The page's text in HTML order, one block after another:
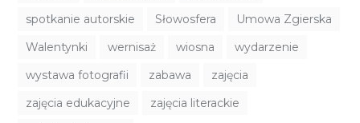
spotkanie autorskie
Słowosfera
Umowa Zgierska
Walentynki
wernisaż wiosna
wydarzenie
wystawa fotografii
zabawa
zajęcia
zajęcia edukacyjne
zajęcia literackie